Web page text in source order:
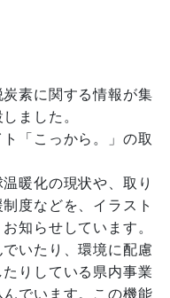
素に関する情報が集
ました。
「こっから。」の取
暖化の現状や、取り
度などを、イラスト
知らせしています。
いたり、環境に配慮
りしている県内事業
でいます。この機能